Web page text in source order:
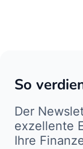
So
Der
exzellente
Ihre